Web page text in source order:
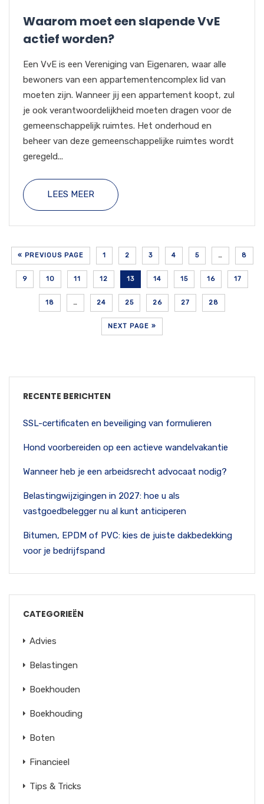
Waarom moet een slapende VvE
actief worden?
Een VvE is een Vereniging van Eigenaren, waar alle
bewoners van een appartementencomplex lid van
moeten zijn. Wanneer jij een appartement koopt, zul
je ook verantwoordelijkheid moeten dragen voor de
gemeenschappelijk ruimtes. Het onderhoud en
beheer van deze gemeenschappelijke ruimtes wordt
geregeld...
LEES MEER
« PREVIOUS PAGE 1 2 3 4 5 … 8
9 10 11 12 13 14 15 16 17
18 … 24 25 26 27 28
NEXT PAGE »
RECENTE BERICHTEN
SSL-certificaten en beveiliging van formulieren
Hond voorbereiden op een actieve wandelvakantie
Wanneer heb je een arbeidsrecht advocaat nodig?
Belastingwijzigingen in 2027: hoe u als
vastgoedbelegger nu al kunt anticiperen
Bitumen, EPDM of PVC: kies de juiste dakbedekking
voor je bedrijfspand
CATEGORIEËN
Advies
Belastingen
Boekhouden
Boekhouding
Boten
Financieel
Tips & Tricks